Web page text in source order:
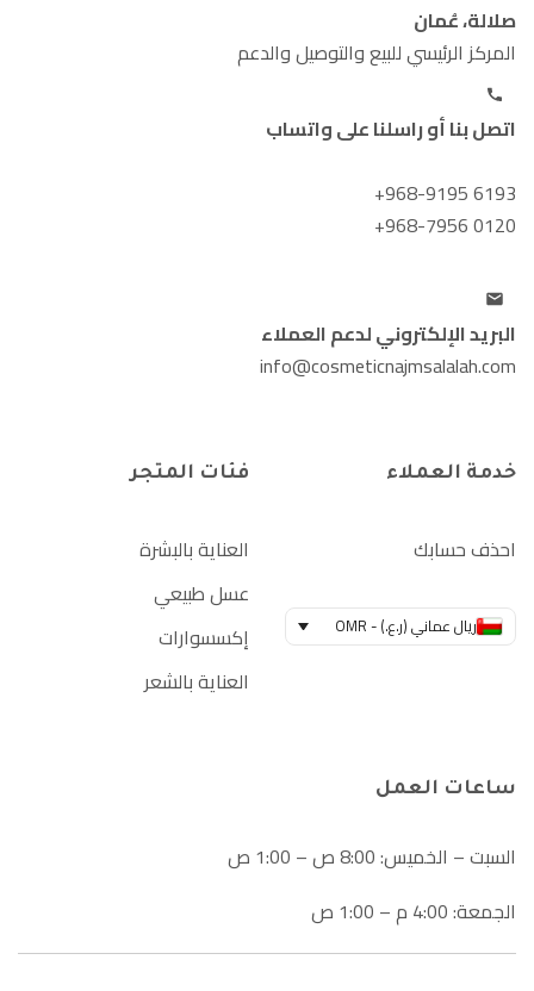
صلالة، عُمان
المركز الرئيسي للبيع والتوصيل والدعم
اتصل بنا أو راسلنا على واتساب
+968-9195 6193
+968-7956 0120
البريد الإلكتروني لدعم العملاء
info@cosmeticnajmsalalah.com
خدمة العملاء
احذف حسابك
ريال عماني (ر.ع.) - OMR
فئات المتجر
العناية بالبشرة
عسل طبيعي
إكسسوارات
العناية بالشعر
ساعات العمل
السبت – الخميس: 8:00 ص – 1:00 ص
الجمعة: 4:00 م – 1:00 ص